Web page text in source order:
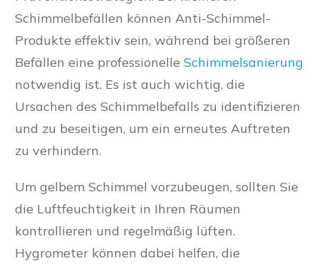
Schimmelbefällen können Anti-Schimmel-
Produkte effektiv sein, während bei größeren
Befällen eine professionelle Schimmelsanierung
notwendig ist. Es ist auch wichtig, die
Ursachen des Schimmelbefalls zu identifizieren
und zu beseitigen, um ein erneutes Auftreten
zu verhindern.
Um gelbem Schimmel vorzubeugen, sollten Sie
die Luftfeuchtigkeit in Ihren Räumen
kontrollieren und regelmäßig lüften.
Hygrometer können dabei helfen, die